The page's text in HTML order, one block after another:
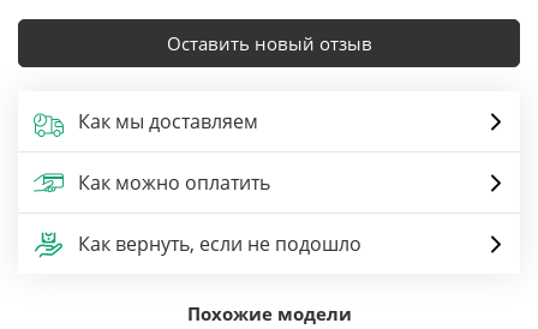
Оставить новый отзыв
Как мы доставляем
Как можно оплатить
Как вернуть, если не подошло
Похожие модели